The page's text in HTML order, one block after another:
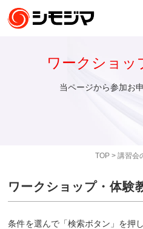
TOP> 講習会
ワークショッ
当ページから参加お
ワークショップ・体験
条件を選んで「検索ボタン」を押